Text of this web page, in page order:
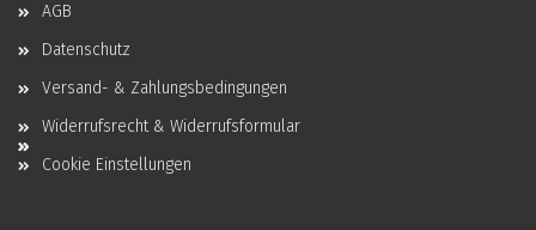
AGB
Datenschutz
Versand- & Zahlungsbedingungen
Widerrufsrecht & Widerrufsformular
Cookie Einstellungen